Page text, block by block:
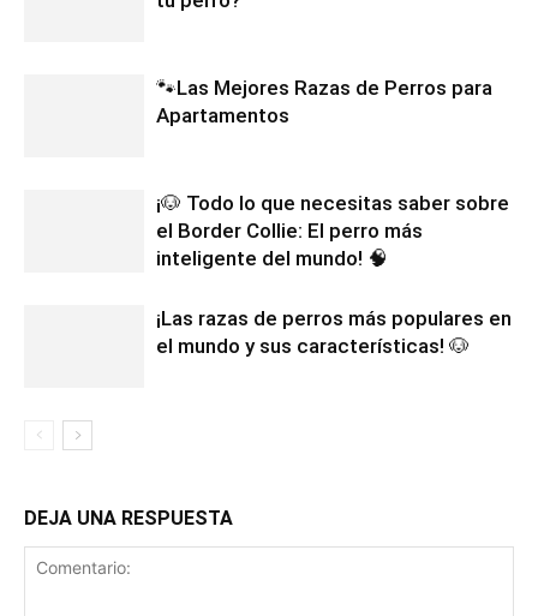
🐾Las Mejores Razas de Perros para
Apartamentos
¡🐶 Todo lo que necesitas saber sobre
el Border Collie: El perro más
inteligente del mundo! 🧠
¡Las razas de perros más populares en
el mundo y sus características! 🐶
DEJA UNA RESPUESTA